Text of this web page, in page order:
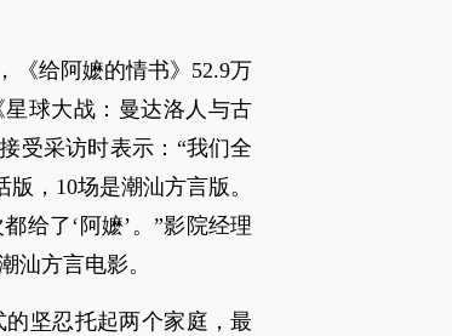
《给阿嬷的情书》52.9万
球大战：曼达洛人与古
受采访时表示：“我们全
，10场是潮汕方言版。
给了‘阿嬷’。”影院经理
汕方言电影。
坚忍托起两个家庭，最